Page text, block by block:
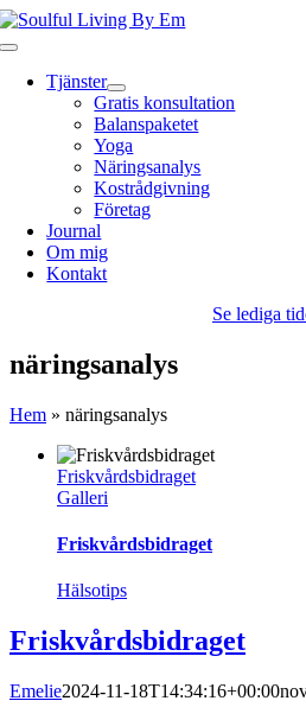
Fortsätt
till
Toggle
NavigationTjänster
Gratis konsultation
Balanspaketet
Yoga
Näringsanalys
Kostrådgivning
Företag
Journal
Om mig
Kontakt
Se lediga
näringsanalys
Hem » näringsanalys
Friskvårdsbidraget
Galleri
Friskvårdsbidraget
Hälsotips
Friskvårdsbidraget
Emelie2024-11-18T14:34:16+00:00